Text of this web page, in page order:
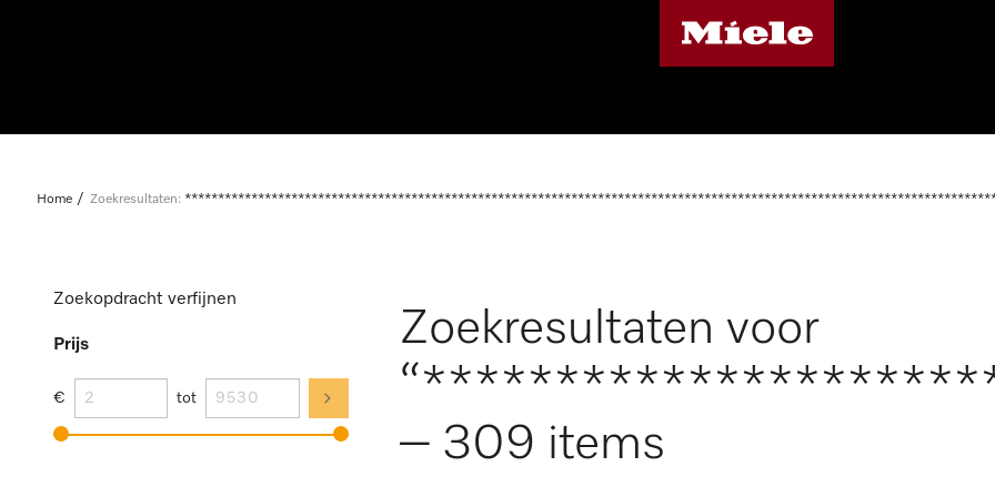
Home Zoekresultaten:
Zoekopdracht verfijnen
Prijs
€ tot
Zoekresultaten voor
– 309 items